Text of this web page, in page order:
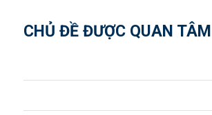
CHỦ ĐỀ ĐƯỢC QUAN TÂM